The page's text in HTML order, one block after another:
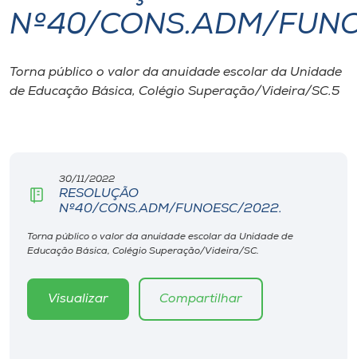
I.nova
Diplomados
Rádio
Nº40/CONS.ADM/
Torna público o valor da anuidade escolar da Unidade
de Educação Básica, Colégio Superação/Videira/SC.5
30/11/2022
RESOLUÇÃO
Nº40/CONS.ADM/FUNOESC/2022.
Torna público o valor da anuidade escolar da Unidade de
Educação Básica, Colégio Superação/Videira/SC.
Visualizar Compartilhar